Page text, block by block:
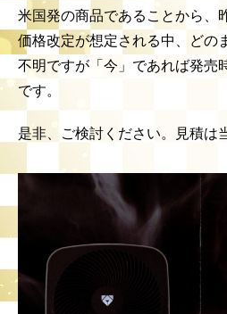
米国発の商品であることから、
価格改定が想定される中、どの
不明ですが「今」であれば発売
です。
是非、ご検討ください。見積は